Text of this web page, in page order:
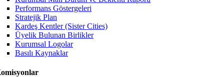
Performans Göstergeleri
Stratejik Plan
Kardeş Kentler (Sister Cities)
Üyelik Bulunan Birlikler
Kurumsal Logolar
Basılı Kaynaklar